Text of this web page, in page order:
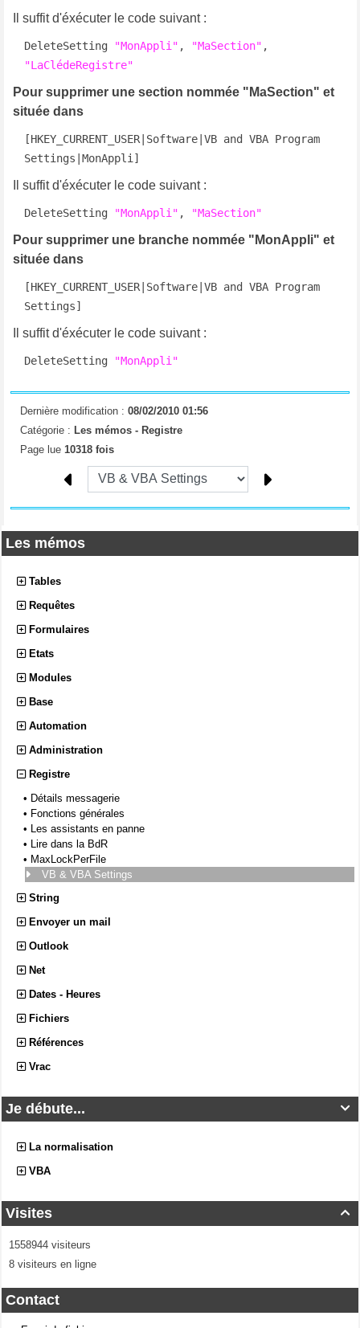
Les mémos
Tables
Requêtes
Formulaires
Etats
Modules
Base
Automation
Administration
Registre
• Détails messagerie
• Fonctions générales
• Les assistants en panne
• Lire dans la BdR
• MaxLockPerFile
VB & VBA Settings
String
Envoyer un mail
Outlook
Net
Dates - Heures
Fichiers
Références
Vrac

Je débute...
La normalisation
VBA

Visites
1558944 visiteurs
8 visiteurs en ligne
Contact
Il suffit d'éxécuter le code suivant :
DeleteSetting "MonAppli" , "MaSection"
"LaClédeRegistre"
Pour supprimer une section nommée "MaSection" et
située dans
[HKEY_CURRENT_USER|Software|VB and VBA Program
Settings|MonAppli]
Il suffit d'éxécuter le code suivant :
DeleteSetting "MonAppli" , "MaSection"
Pour supprimer une branche nommée "MonAppli" et
située dans
[HKEY_CURRENT_USER|Software|VB and VBA Program
Settings]
Il suffit d'éxécuter le code suivant :
DeleteSetting "MonAppli"
Dernière modification : 08/02/2010 01:56
Catégorie : Les mémos - Registre
Page lue 10318 fois